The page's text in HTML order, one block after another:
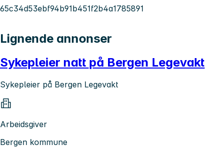
65c34d53ebf94b91b451f2b4a1785891
Lignende annonser
Sykepleier natt på Bergen Legevakt
Sykepleier på Bergen Legevakt
Arbeidsgiver
Bergen kommune